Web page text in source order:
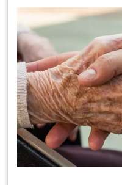
Arquidiocese
São
Paulo
Região
Episcopal
Sé
Setor
Bom
Retiro